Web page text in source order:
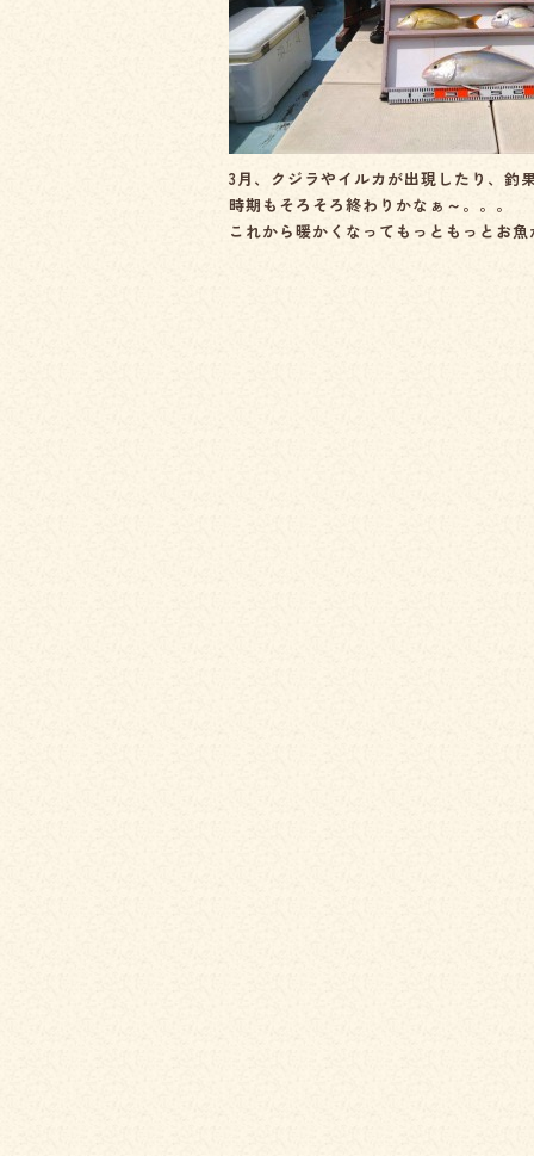
3月、クジラやイルカが出現したり、釣
時期もそろそろ終わりかなぁ～。。。
これから暖かくなってもっともっとお